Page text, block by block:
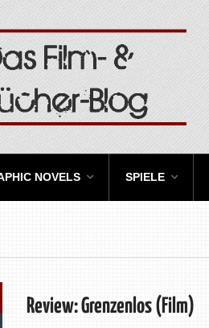
NOVELS SPIELE
Review: Grenzenlos (Film)